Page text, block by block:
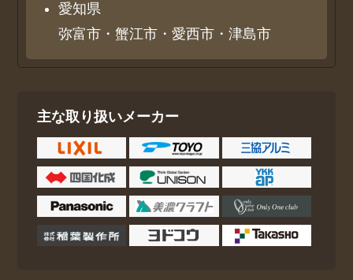
愛知県
弥富市・蟹江市・愛西市・津島市
主な取り扱いメーカー